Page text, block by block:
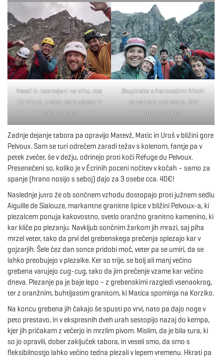
Veseli in nasmejani na vrhu, cca
15 minut, preden se je uscalo in
začelo grmeti
Skupinska s francoskimi frikoti
na varnem pod steno. Keri
francozi ejga!
Zadnje dejanje tabora pa opravijo Matevž, Matic in Uroš v bližini gore
Pelvoux. Sam se turi odrečem zaradi težav s kolenom, fantje pa v
petek zvečer, še v dežju, odrinejo proti koči Refuge du Pelvoux.
Presenečeni so, koliko je v Écrinih poceni nočitev v kočah – samo za
spanje (hrano nosijo s seboj) dajo za 3 osebe cca. 40€!
Naslednje jutro že ob sončnem vzhodu dostopajo proti južnem sedlu
Aiguille de Sialouze, markantne granitne špice v bližini Pelvoux-a, ki
plezalcem ponuja kakovostno, svetlo oranžno granitno kamenino, ki
kar kliče po plezanju. Navkljub sončnim žarkom jih mrazi, saj piha
mrzel veter, tako da prvi del grebenskega prečenja splezajo kar v
gojzarjih. Šele čez dan sonce pridobi moč, veter pa se umiri, da se
lahko preobujejo v plezalke. Ker so trije, se bolj ali manj večino
grebena varujejo cug-cug, tako da jim prečenje vzame kar večino
dneva. Plezanje pa je baje lepo – z grebenskimi razgledi vsenaokrog,
ter z oranžnim, buhtljastim granitom, ki Matica spominja na Korziko.
Na koncu grebena jih čakajo še spusti po vrvi, nato pa dajo noge v
peto prestavo, in v ekspresnih dveh urah sestopijo nazaj do kempa,
kjer jih pričakam z večerjo in mrzlim pivom. Mislim, da je bila tura, ki
so jo opravili, dober zaključek tabora, in veseli smo, da smo s
fleksibilnostjo lahko večino tedna plezali v lepem vremenu. Hkrati pa